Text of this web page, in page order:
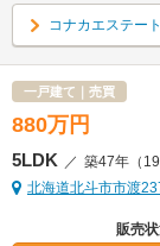
コナカエステー
一戸建て｜売買
880万 円
5LDK ／ 築47年 （
北海道北斗市市渡
販売